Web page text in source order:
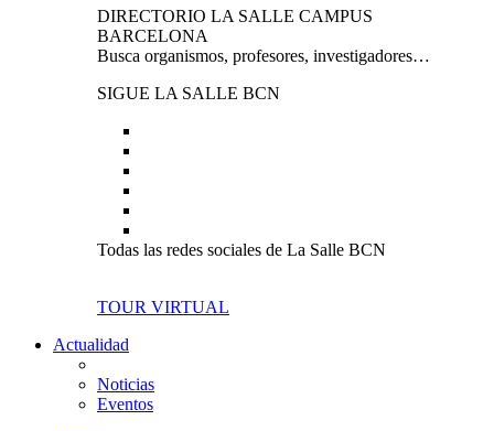
DIRECTORIO LA SALLE CAMPUS
BARCELONA
Busca organismos, profesores, investigadores…
SIGUE LA SALLE BCN
Todas las redes sociales de La Salle BCN
TOUR VIRTUAL
Actualidad
Noticias
Eventos